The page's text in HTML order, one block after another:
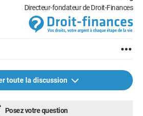
Directeur-fondateur de Droit-Finances
toute la discussion
Posez votre question